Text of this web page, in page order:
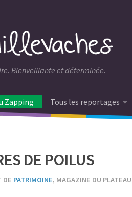
Bienveillante et déterminée.
Zapping Tous les reportages
DE POILUS
DE PATRIMOINE, MAGAZINE DU